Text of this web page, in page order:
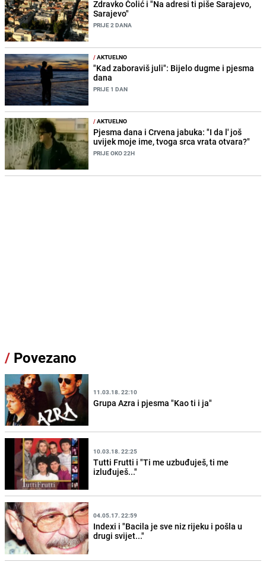
Zdravko Čolić i "Na adresi ti piše Sarajevo,
Sarajevo"
PRIJE 2 DANA
/AKTUELNO
"Kad zaboraviš juli": Bijelo dugme i pjesma
dana
PRIJE 1 DAN
/AKTUELNO
Pjesma dana i Crvena jabuka: "I da l' još
uvijek moje ime, tvoga srca vrata otvara?"
PRIJE OKO 22H
/ Povezano
11.03.18. 22:10
Grupa Azra i pjesma "Kao ti i ja"
10.03.18. 22:25
Tutti Frutti i "Ti me uzbuđuješ, ti me
izluđuješ..."
04.05.17. 22:59
Indexi i "Bacila je sve niz rijeku i pošla u
drugi svijet..."